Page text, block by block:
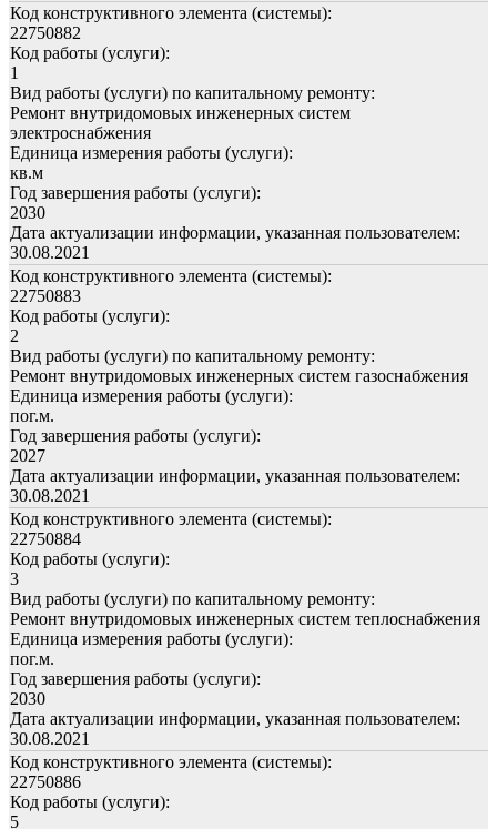
Код конструктивного элемента (системы):
22750882
Код работы (услуги):
1
Вид работы (услуги) по капитальному ремонту:
Ремонт внутридомовых инженерных систем
электроснабжения
Единица измерения работы (услуги):
кв.м
Год завершения работы (услуги):
2030
Дата актуализации информации, указанная пользователем:
30.08.2021
Код конструктивного элемента (системы):
22750883
Код работы (услуги):
2
Вид работы (услуги) по капитальному ремонту:
Ремонт внутридомовых инженерных систем газоснабжения
Единица измерения работы (услуги):
пог.м.
Год завершения работы (услуги):
2027
Дата актуализации информации, указанная пользователем:
30.08.2021
Код конструктивного элемента (системы):
22750884
Код работы (услуги):
3
Вид работы (услуги) по капитальному ремонту:
Ремонт внутридомовых инженерных систем теплоснабжения
Единица измерения работы (услуги):
пог.м.
Год завершения работы (услуги):
2030
Дата актуализации информации, указанная пользователем:
30.08.2021
Код конструктивного элемента (системы):
22750886
Код работы (услуги):
5